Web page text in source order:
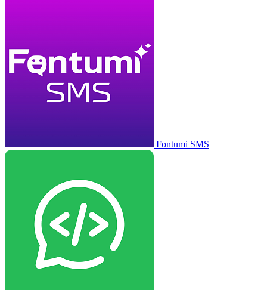
Fontumi SMS